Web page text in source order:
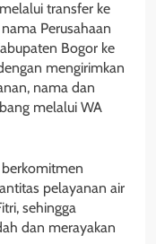
transfer ke
Perusahaan
Bogor ke
mengirimkan
nama dan
melalui WA
pelayanan air
sehingga
dan merayakan